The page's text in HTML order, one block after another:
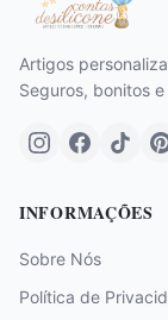
Artigos
Seguros, bonitos
INFORMAÇÕES
Sobre Nós
Política de